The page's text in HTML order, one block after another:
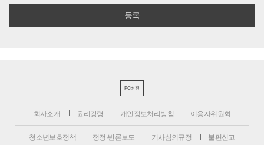
PC버전
회사소개 윤리강령 개인정보처리방침 이용자위원회
청소년보호정책 정정·반론보도 기사심의규정 불편신고